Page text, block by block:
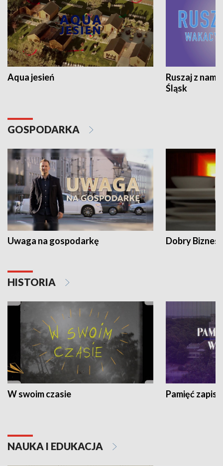
Aqua jesień
Ruszaj z
Śląsk
GOSPODARKA
Uwaga na gospodarkę Dobry Biznes
HISTORIA
W swoim czasie Pamięć
NAUKA I EDUKACJA